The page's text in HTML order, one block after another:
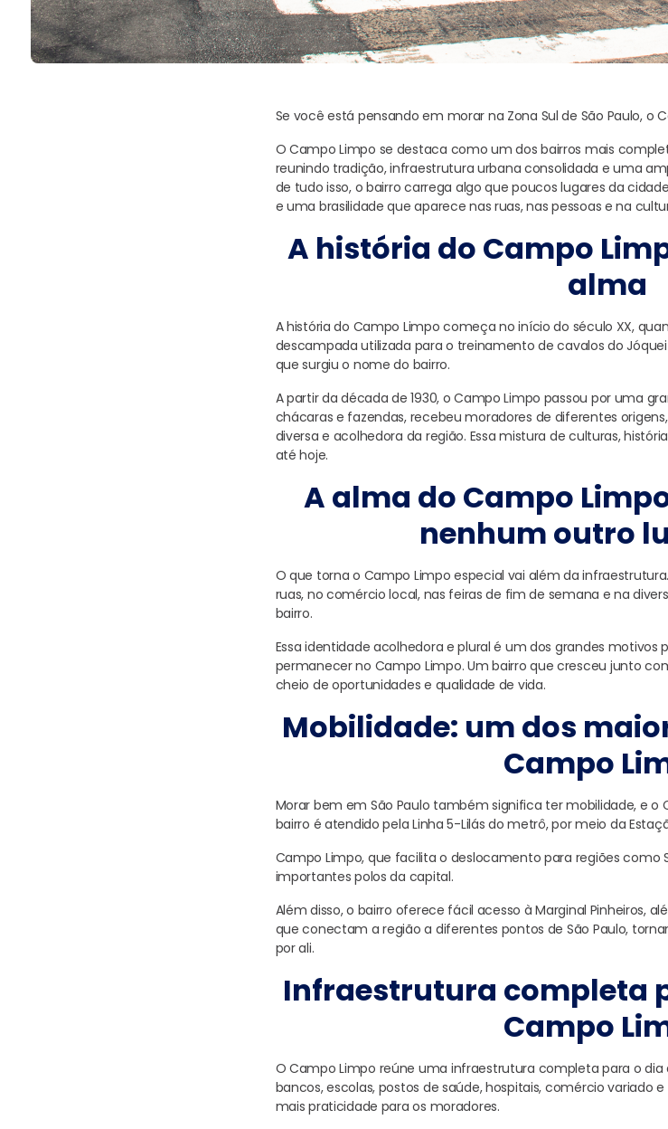
Se você está pensando em morar na Zona Sul de São Paulo, o
O Campo Limpo se destaca como um dos bairros mais
reunindo tradição, infraestrutura urbana consolidada e uma
de tudo isso, o bairro carrega algo que poucos lugares da
e uma brasilidade que aparece nas ruas, nas pessoas e na
A história do Campo
alma
A história do Campo Limpo começa no início do século XX,
descampada utilizada para o treinamento de cavalos do
que surgiu o nome do bairro.
A partir da década de 1930, o Campo Limpo passou por uma
chácaras e fazendas, recebeu moradores de diferentes
diversa e acolhedora da região. Essa mistura de culturas,
até hoje.
A alma do Campo
nenhum outro
O que torna o Campo Limpo especial vai além da
ruas, no comércio local, nas feiras de fim de semana e na
bairro.
Essa identidade acolhedora e plural é um dos grandes motivos
permanecer no Campo Limpo. Um bairro que cresceu junto
cheio de oportunidades e qualidade de vida.
Mobilidade: um dos
Campo
Morar bem em São Paulo também significa ter mobilidade, e o
bairro é atendido pela Linha 5-Lilás do metrô, por meio da
Campo Limpo, que facilita o deslocamento para regiões como
importantes polos da capital.
Além disso, o bairro oferece fácil acesso à Marginal Pinheiros,
que conectam a região a diferentes pontos de São Paulo,
por ali.
Infraestrutura completa
Campo
O Campo Limpo reúne uma infraestrutura completa para o
bancos, escolas, postos de saúde, hospitais, comércio variado
mais praticidade para os moradores.